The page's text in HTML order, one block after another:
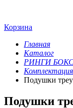
Корзина
Главная
Каталог
РИНГИ
Подушки
Подушки